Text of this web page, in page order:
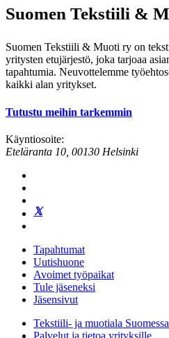
Suomen Tekstiili &
Suomen Tekstiili & Muoti ry on
yritysten etujärjestö, joka tarjoaa
tapahtumia. Neuvottelemme
kaikki alan yritykset.
Tutustu meihin tarkemmin
Käyntiosoite:
Eteläranta 10, 00130 Helsinki
Tapahtumat
Uutishuone
Avoimet työpaikat
Tule jäseneksi
Jäsensivut
Tekstiili- ja muotiala Suomessa
Palvelut ja tietoa yrityksille